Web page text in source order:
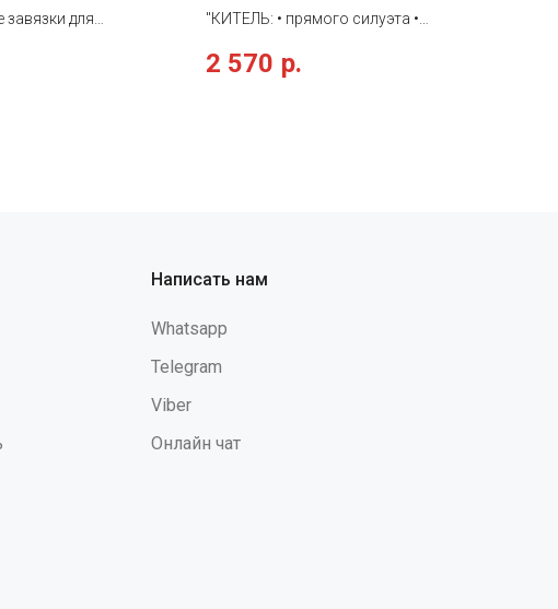
для
двойной
"КИТЕЛЬ: • прямого силуэта •
цвета • воротник-стойка • втачной
28 см • в задней части колпака завязка
объема по талии • длина выше колена •
контрастного цвета НАШЕЙНЫЙ
2 570 р.
Написать нам
Whatsapp
Telegram
Онлайн чат
Viber